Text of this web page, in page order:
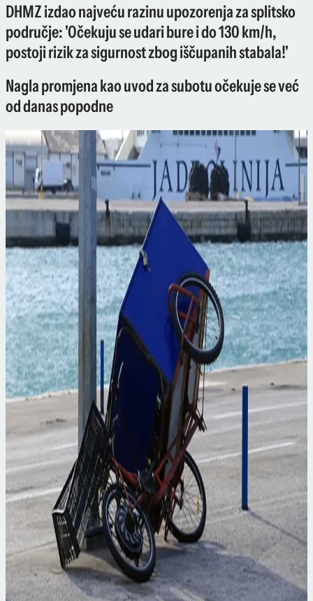
DHMZ izdao najveću razinu upozorenja za splitsko
područje: 'Očekuju se udari bure i do 130 km/h,
postoji rizik za sigurnost zbog iščupanih stabala!'
Nagla promjena kao uvod za subotu očekuje se već
od danas popodne